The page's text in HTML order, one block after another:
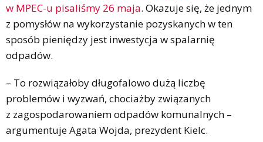
w MPEC-u pisaliśmy 26 maja. Okazuje się, że jednym
z pomysłów na wykorzystanie pozyskanych w ten
sposób pieniędzy jest inwestycja w spalarnię
odpadów.
– To rozwiązałoby długofalowo dużą liczbę
problemów i wyzwań, chociażby związanych
z zagospodarowaniem odpadów komunalnych –
argumentuje Agata Wojda, prezydent Kielc.